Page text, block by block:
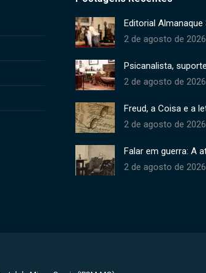
Editorial Almanaque
2 de agosto de 2026
Psicanalista,
2 de agosto de 2026
Freud, a Coisa e a
2 de agosto de 2026
Falar em guerra: A
2 de agosto de 2026